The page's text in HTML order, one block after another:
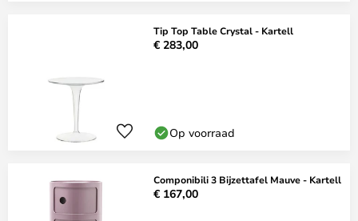
Tip Top Table Crystal - Kartell
€ 283,00
Op voorraad
Componibili 3 Bijzettafel Mauve - Kartell
€ 167,00